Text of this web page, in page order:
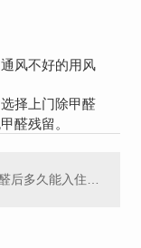
风不好的用风
择上门除甲醛
醛残留。